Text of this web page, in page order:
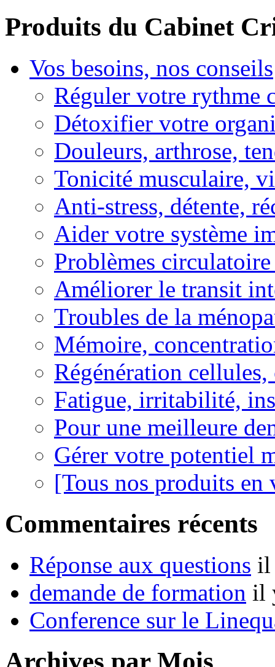
Produits du Cabinet
Vos besoins, nos conseils
Réguler votre rythme
Détoxifier votre
Douleurs, arthrose,
Tonicité musculaire,
Anti-stress, détente,
Aider votre système
Problèmes
Améliorer le transit
Troubles de la
Mémoire,
Régénération
Fatigue, irritabilité,
Pour une meilleure
Gérer votre potentiel
[Tous nos produits en
Commentaires récents
Réponse aux questions il
demande de formation il
Conference sur le
Archives par Mois